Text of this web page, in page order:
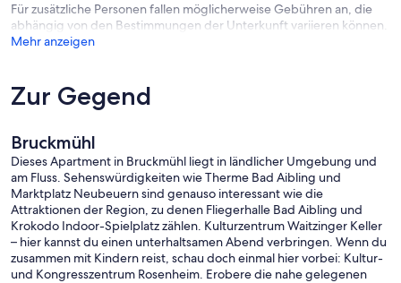
Für zusätzliche Personen fallen möglicherweise Gebühren an, die
abhängig von den Bestimmungen der Unterkunft variieren können.
Mehr anzeigen
Zur Gegend
Bruckmühl
Dieses Apartment in Bruckmühl liegt in ländlicher Umgebung und
am Fluss. Sehenswürdigkeiten wie Therme Bad Aibling und
Marktplatz Neubeuern sind genauso interessant wie die
Attraktionen der Region, zu denen Fliegerhalle Bad Aibling und
Krokodo Indoor-Spielplatz zählen. Kulturzentrum Waitzinger Keller
– hier kannst du einen unterhaltsamen Abend verbringen. Wenn du
zusammen mit Kindern reist, schau doch einmal hier vorbei: Kultur-
und Kongresszentrum Rosenheim. Erobere die nahe gelegenen